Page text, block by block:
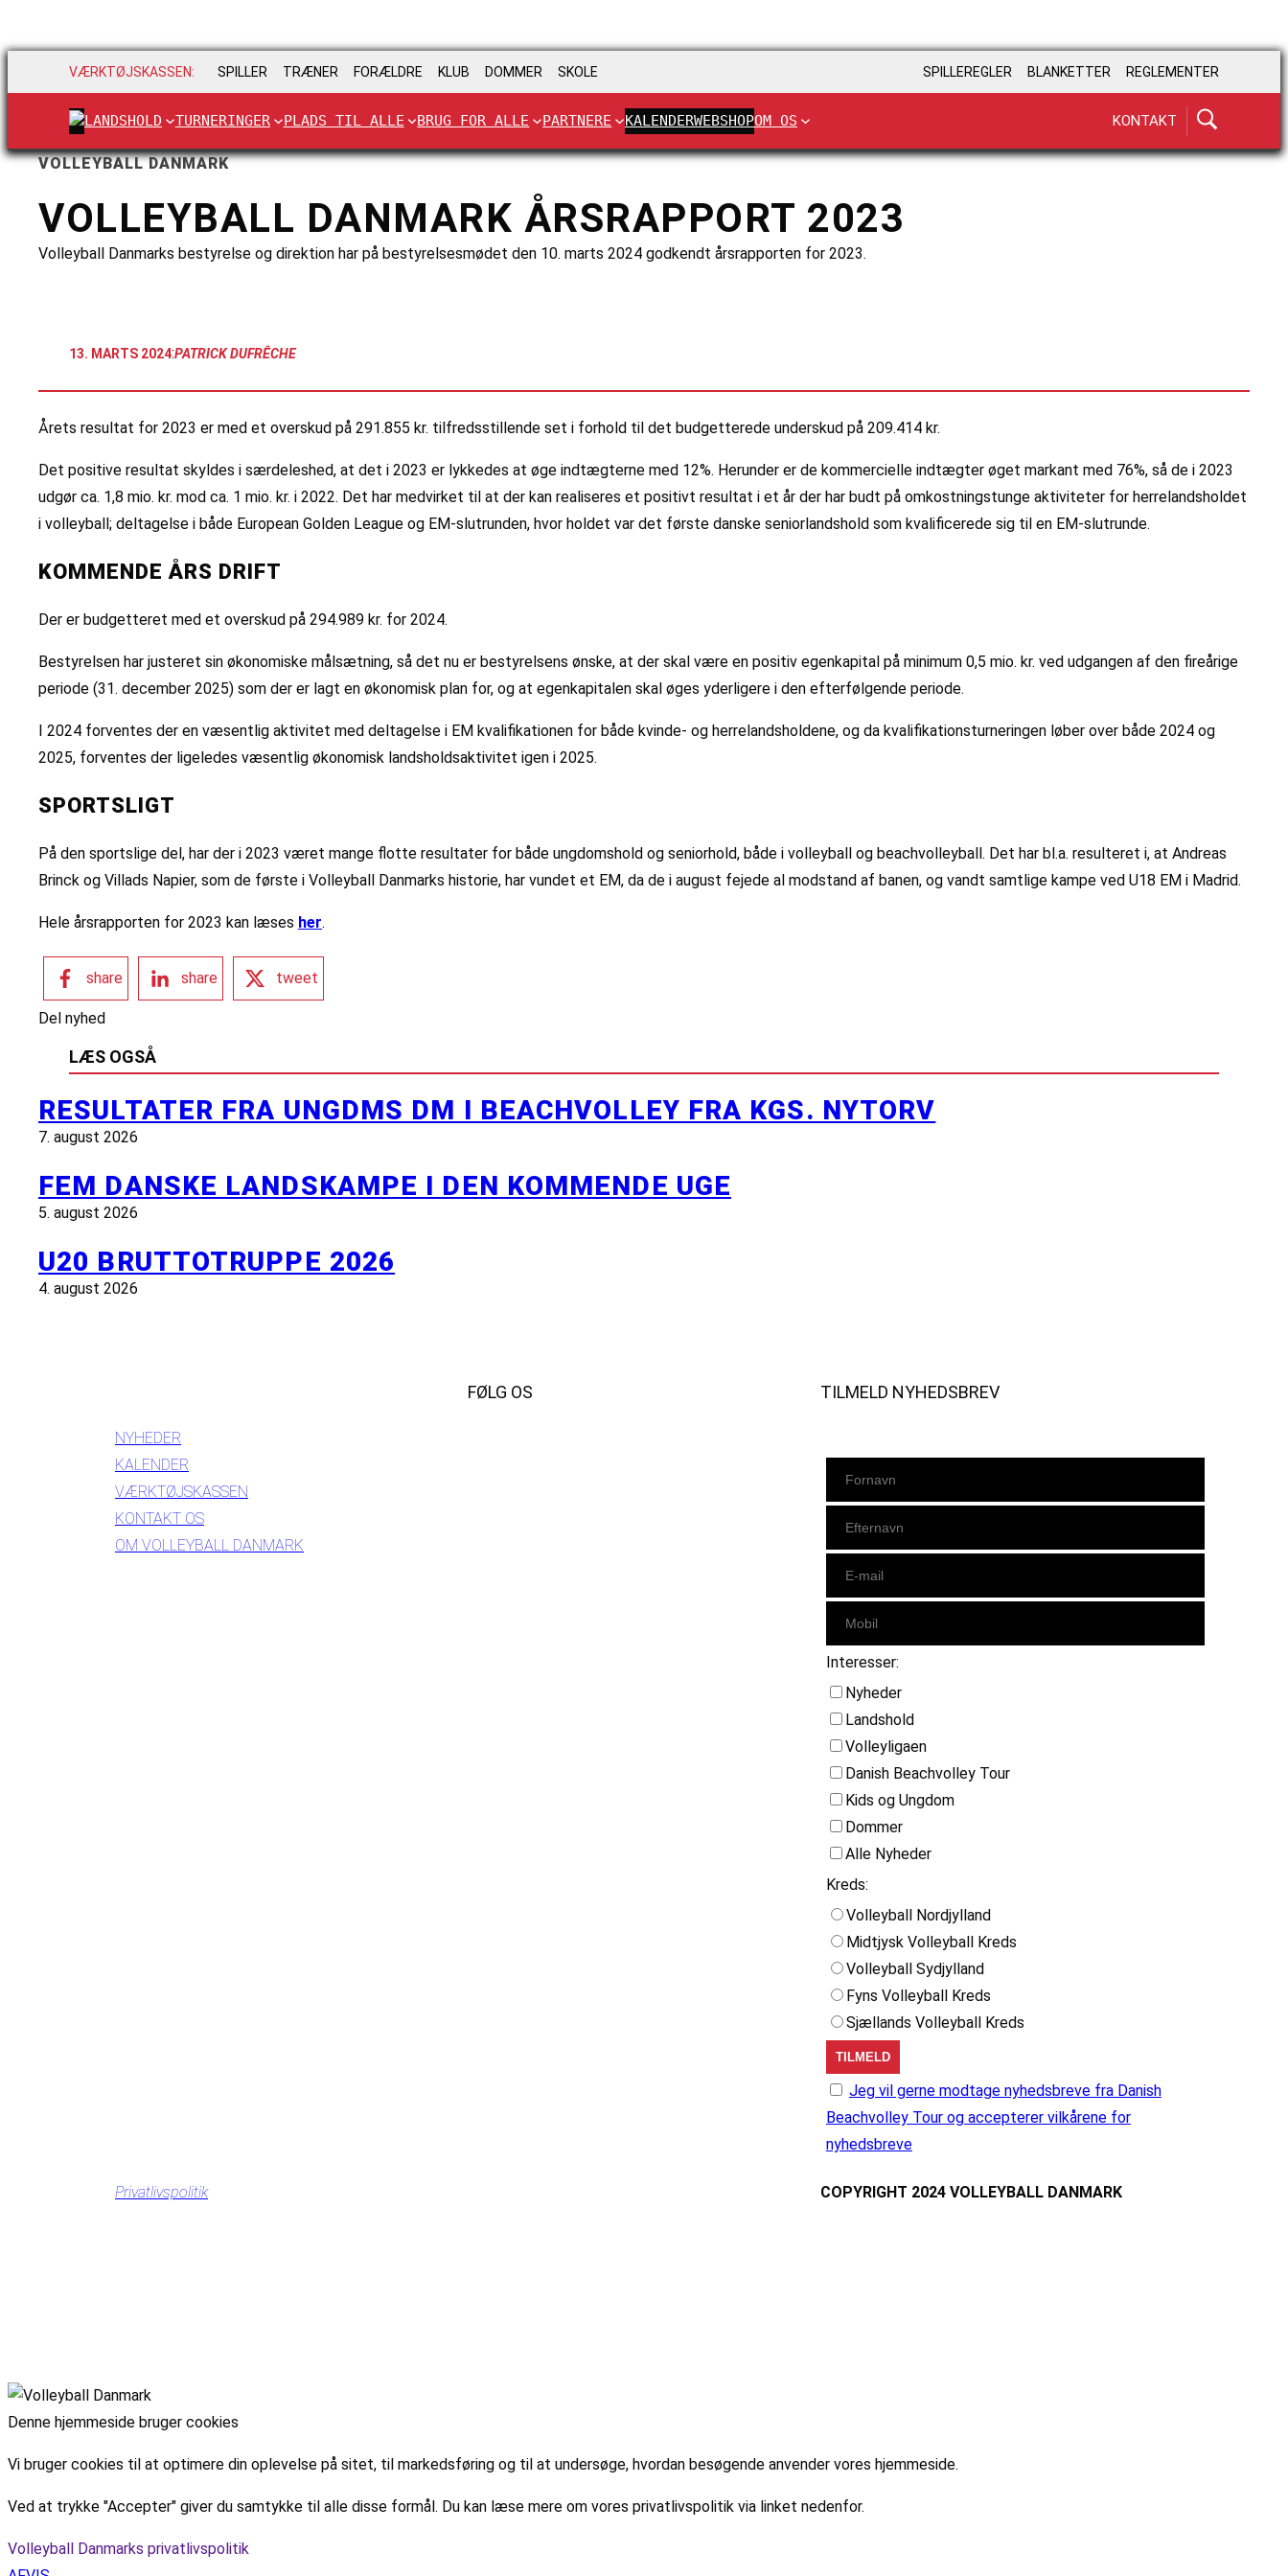
VÆRKTØJSKASSEN: SPILLER TRÆNER FORÆLDRE KLUB DOMMER SKOLE SPILLEREGLER BLANKETTER REGLEMENTER
LANDSHOLD TURNERINGER PLADS TIL ALLE BRUG FOR ALLE PARTNERE KALENDERWEBSHOPOM OS KONTAKT
VOLLEYBALL DANMARK
VOLLEYBALL DANMARK ÅRSRAPPORT 2023
Volleyball Danmarks bestyrelse og direktion har på bestyrelsesmødet den 10. marts 2024 godkendt årsrapporten for 2023.
13. MARTS 2024:PATRICK DUFRÊCHE
Årets resultat for 2023 er med et overskud på 291.855 kr. tilfredsstillende set i forhold til det budgetterede underskud på 209.414 kr.
Det positive resultat skyldes i særdeleshed, at det i 2023 er lykkedes at øge indtægterne med 12%. Herunder er de kommercielle indtægter øget markant med 76%, så de i 2023
udgør ca. 1,8 mio. kr. mod ca. 1 mio. kr. i 2022. Det har medvirket til at der kan realiseres et positivt resultat i et år der har budt på omkostningstunge aktiviteter for herrelandsholdet
i volleyball; deltagelse i både European Golden League og EM-slutrunden, hvor holdet var det første danske seniorlandshold som kvalificerede sig til en EM-slutrunde.
KOMMENDE ÅRS DRIFT
Der er budgetteret med et overskud på 294.989 kr. for 2024.
Bestyrelsen har justeret sin økonomiske målsætning, så det nu er bestyrelsens ønske, at der skal være en positiv egenkapital på minimum 0,5 mio. kr. ved udgangen af den fireårige
periode (31. december 2025) som der er lagt en økonomisk plan for, og at egenkapitalen skal øges yderligere i den efterfølgende periode.
I 2024 forventes der en væsentlig aktivitet med deltagelse i EM kvalifikationen for både kvinde- og herrelandsholdene, og da kvalifikationsturneringen løber over både 2024 og
2025, forventes der ligeledes væsentlig økonomisk landsholdsaktivitet igen i 2025.
SPORTSLIGT
På den sportslige del, har der i 2023 været mange flotte resultater for både ungdomshold og seniorhold, både i volleyball og beachvolleyball. Det har bl.a. resulteret i, at Andreas
Brinck og Villads Napier, som de første i Volleyball Danmarks historie, har vundet et EM, da de i august fejede al modstand af banen, og vandt samtlige kampe ved U18 EM i Madrid.
Hele årsrapporten for 2023 kan læses her.
share share tweet
Del nyhed
LÆS OGSÅ
RESULTATER FRA UNGDMS DM I BEACHVOLLEY FRA KGS. NYTORV
7. august 2026
FEM DANSKE LANDSKAMPE I DEN KOMMENDE UGE
5. august 2026
U20 BRUTTOTRUPPE 2026
4. august 2026
NYHEDER
KALENDER
VÆRKTØJSKASSEN
KONTAKT OS
OM VOLLEYBALL DANMARK
FØLG OS TILMELD NYHEDSBREV
Interesser:
Nyheder
Landshold
Volleyligaen
Danish Beachvolley Tour
Kids og Ungdom
Dommer
Alle Nyheder
Kreds:
Volleyball Nordjylland
Midtjysk Volleyball Kreds
Volleyball Sydjylland
Fyns Volleyball Kreds
Sjællands Volleyball Kreds
Jeg vil gerne modtage nyhedsbreve fra Danish
Beachvolley Tour og accepterer vilkårene for
nyhedsbreve
Privatlivspolitik COPYRIGHT 2024 VOLLEYBALL DANMARK
Denne hjemmeside bruger cookies
Vi bruger cookies til at optimere din oplevelse på sitet, til markedsføring og til at undersøge, hvordan besøgende anvender vores hjemmeside.
Ved at trykke "Accepter" giver du samtykke til alle disse formål. Du kan læse mere om vores privatlivspolitik via linket nedenfor.
Volleyball Danmarks privatlivspolitik